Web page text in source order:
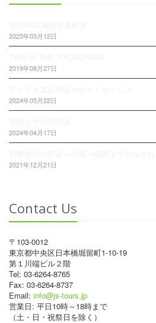
2025年03月12日
2019年08月27日
2024年05月22日
2024年04月17日
2021年12月21日
Contact Us
〒103-0012
東京都中央区日本橋堀留町1-10-19
第１川端ビル２階
Tel: 03-6264-8765
Fax: 03-6264-8737
Email: info@js-tours.jp
営業日: 平日10時～18時まで
（土・日・祝祭日を除く）